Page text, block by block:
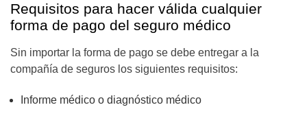
Requisitos para hacer válida cualquier
forma de pago del seguro médico
Sin importar la forma de pago se debe entregar a la
compañía de seguros los siguientes requisitos:
Informe médico o diagnóstico médico